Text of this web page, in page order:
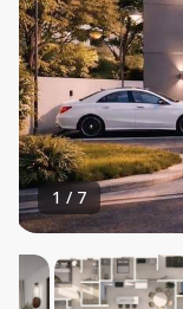
1 / 7